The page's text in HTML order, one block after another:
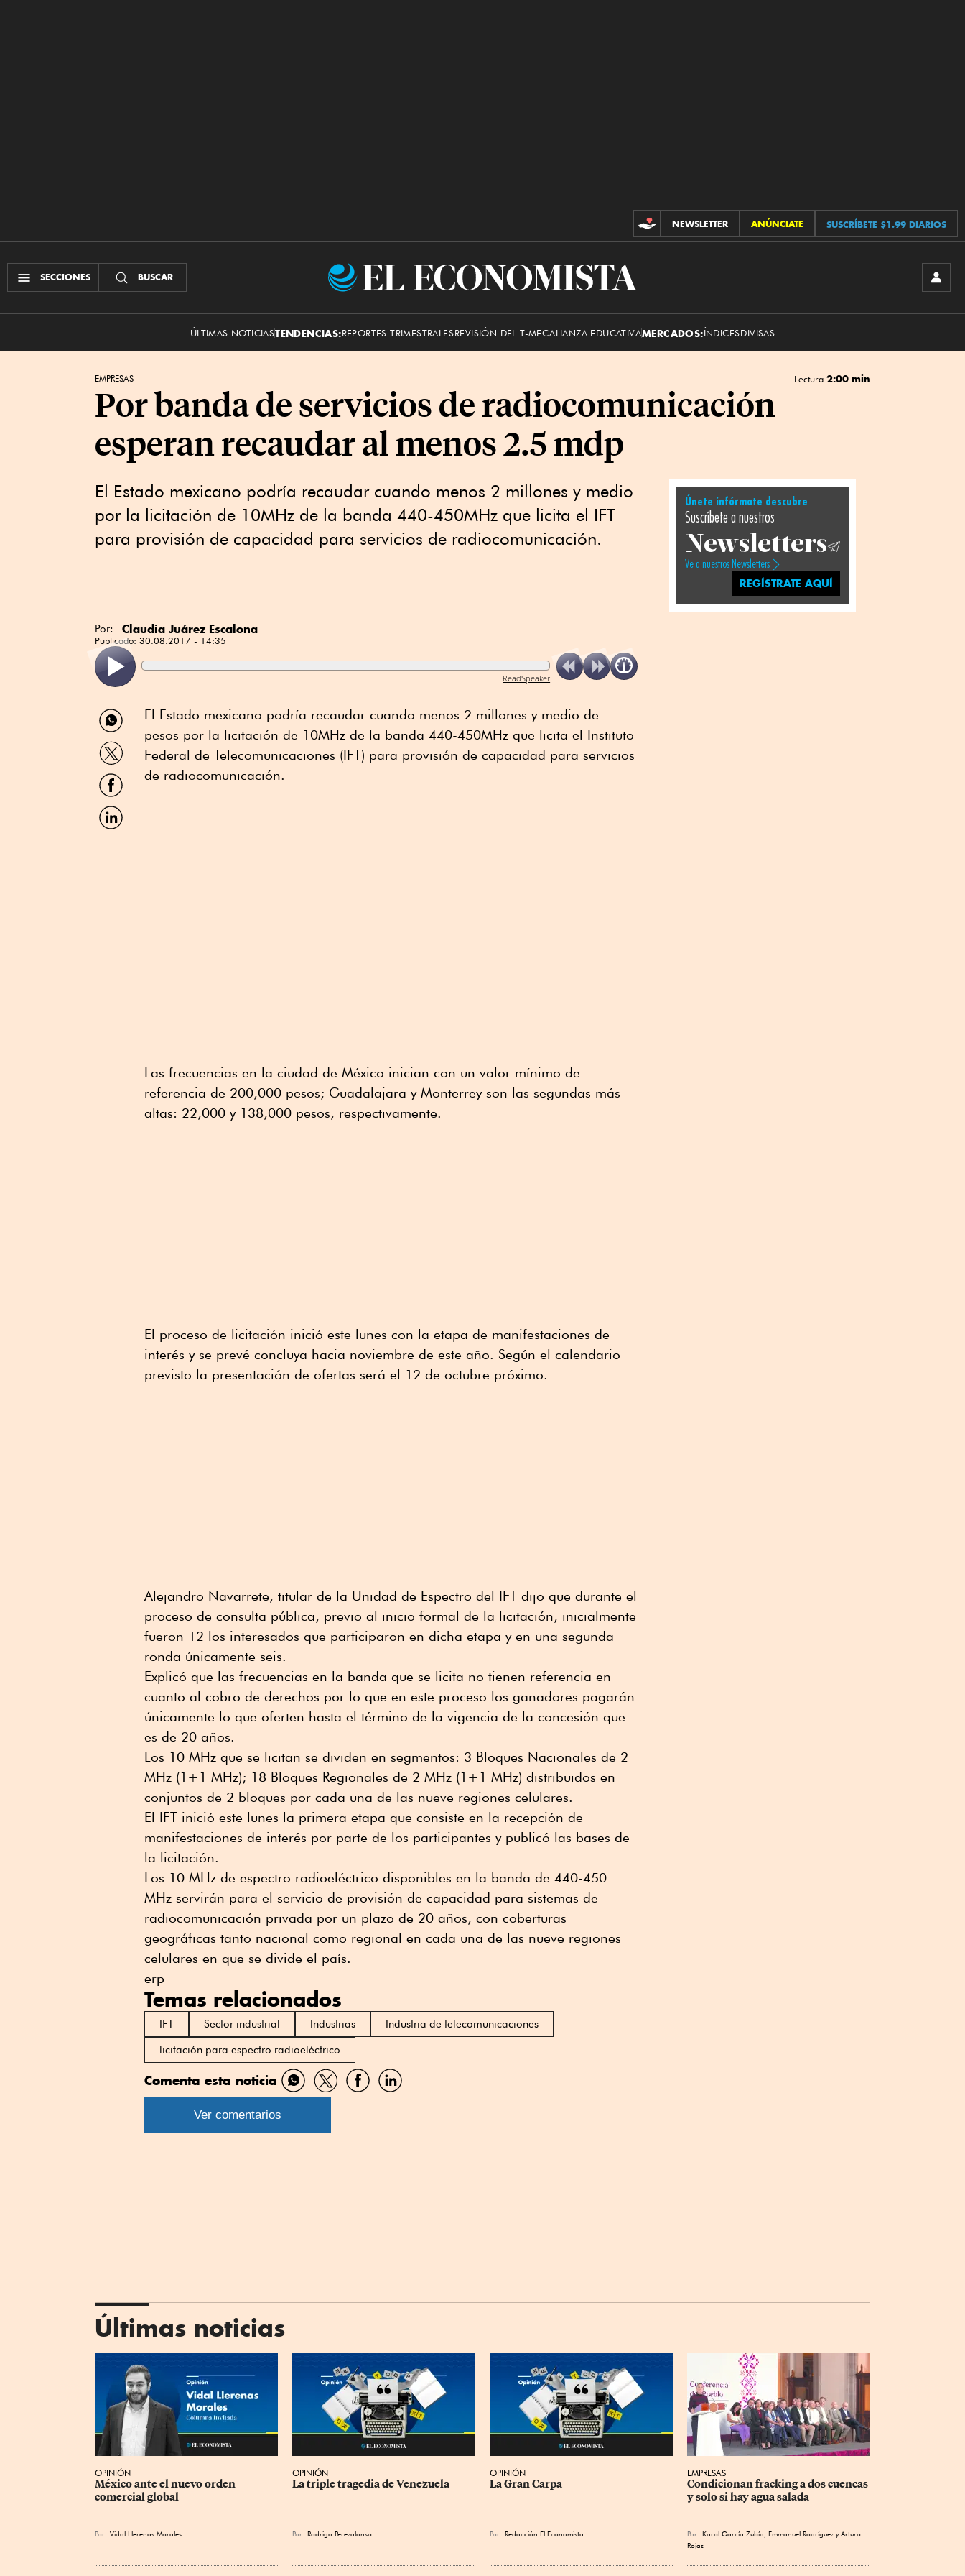
CONTRIBUCIONES
NEWSLETTER ANÚNCIATE SUSCRÍBETE $1.99 DIARIOS
SECCIONES BUSCAR
El
ÚLTIMAS NOTICIASTENDENCIAS:REPORTES TRIMESTRALESREVISIÓN DEL T-MECALIANZA EDUCATIVAMERCADOS:ÍNDICESDIVISAS
EMPRESAS Lectura 2:00 min
Por banda de servicios de radiocomunicación
esperan recaudar al menos 2.5 mdp
El Estado mexicano podría recaudar cuando menos 2 millones y medio
por la licitación de 10MHz de la banda 440-450MHz que licita el IFT
para provisión de capacidad para servicios de radiocomunicación.
Por: Claudia Juárez Escalona
Publicado: 30.08.2017 - 14:35
ReadSpeaker
Compartir
por
WhatsApp
Compartir
por
Twitter
Compartir
por
Facebook
Compartir
por
El Estado mexicano podría recaudar cuando menos 2 millones y medio de
pesos por la licitación de 10MHz de la banda 440-450MHz que licita el Instituto
Federal de Telecomunicaciones (IFT) para provisión de capacidad para servicios
de radiocomunicación.
Las frecuencias en la ciudad de México inician con un valor mínimo de
referencia de 200,000 pesos; Guadalajara y Monterrey son las segundas más
altas: 22,000 y 138,000 pesos, respectivamente.
El proceso de licitación inició este lunes con la etapa de manifestaciones de
interés y se prevé concluya hacia noviembre de este año. Según el calendario
previsto la presentación de ofertas será el 12 de octubre próximo.
Alejandro Navarrete, titular de la Unidad de Espectro del IFT dijo que durante el
proceso de consulta pública, previo al inicio formal de la licitación, inicialmente
fueron 12 los interesados que participaron en dicha etapa y en una segunda
ronda únicamente seis.
Explicó que las frecuencias en la banda que se licita no tienen referencia en
cuanto al cobro de derechos por lo que en este proceso los ganadores pagarán
únicamente lo que oferten hasta el término de la vigencia de la concesión que
es de 20 años.
Los 10 MHz que se licitan se dividen en segmentos: 3 Bloques Nacionales de 2
MHz (1+1 MHz); 18 Bloques Regionales de 2 MHz (1+1 MHz) distribuidos en
conjuntos de 2 bloques por cada una de las nueve regiones celulares.
El IFT inició este lunes la primera etapa que consiste en la recepción de
manifestaciones de interés por parte de los participantes y publicó las bases de
la licitación.
Los 10 MHz de espectro radioeléctrico disponibles en la banda de 440-450
MHz servirán para el servicio de provisión de capacidad para sistemas de
radiocomunicación privada por un plazo de 20 años, con coberturas
geográficas tanto nacional como regional en cada una de las nueve regiones
celulares en que se divide el país.
erp
Temas relacionados
IFT Sector industrial Industrias
Industria de telecomunicaciones
licitación para espectro radioeléctrico
Comenta esta noticia
Compartir
por
Compartir
por
CompartirCompartir
Ver comentarios
Únete infórmate descubre
Suscríbete a nuestros
Newsletters
Ve a nuestros Newsletters
REGÍSTRATE AQUÍ
Últimas noticias
OPINIÓN
México ante el nuevo orden
comercial global
Por Vidal Llerenas Morales
OPINIÓN
La triple tragedia de Venezuela
Por Rodrigo Perezalonso
OPINIÓN
La Gran Carpa
Por Redacción El Economista
EMPRESAS
Condicionan fracking a dos cuencas
y solo si hay agua salada
Por Karol García Zubía Emmanuel Rodríguez yArturo
Rojas